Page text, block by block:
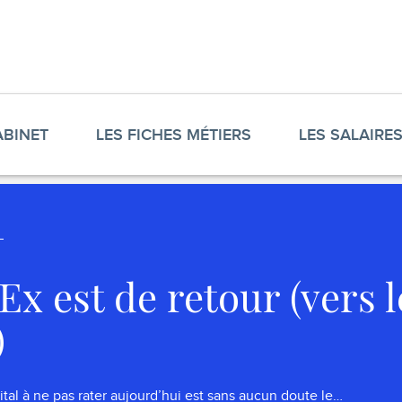
LES FICHES MÉTIERS LES SALAIRES
est de retour (vers
à ne pas rater aujourd’hui est sans aucun doute le…